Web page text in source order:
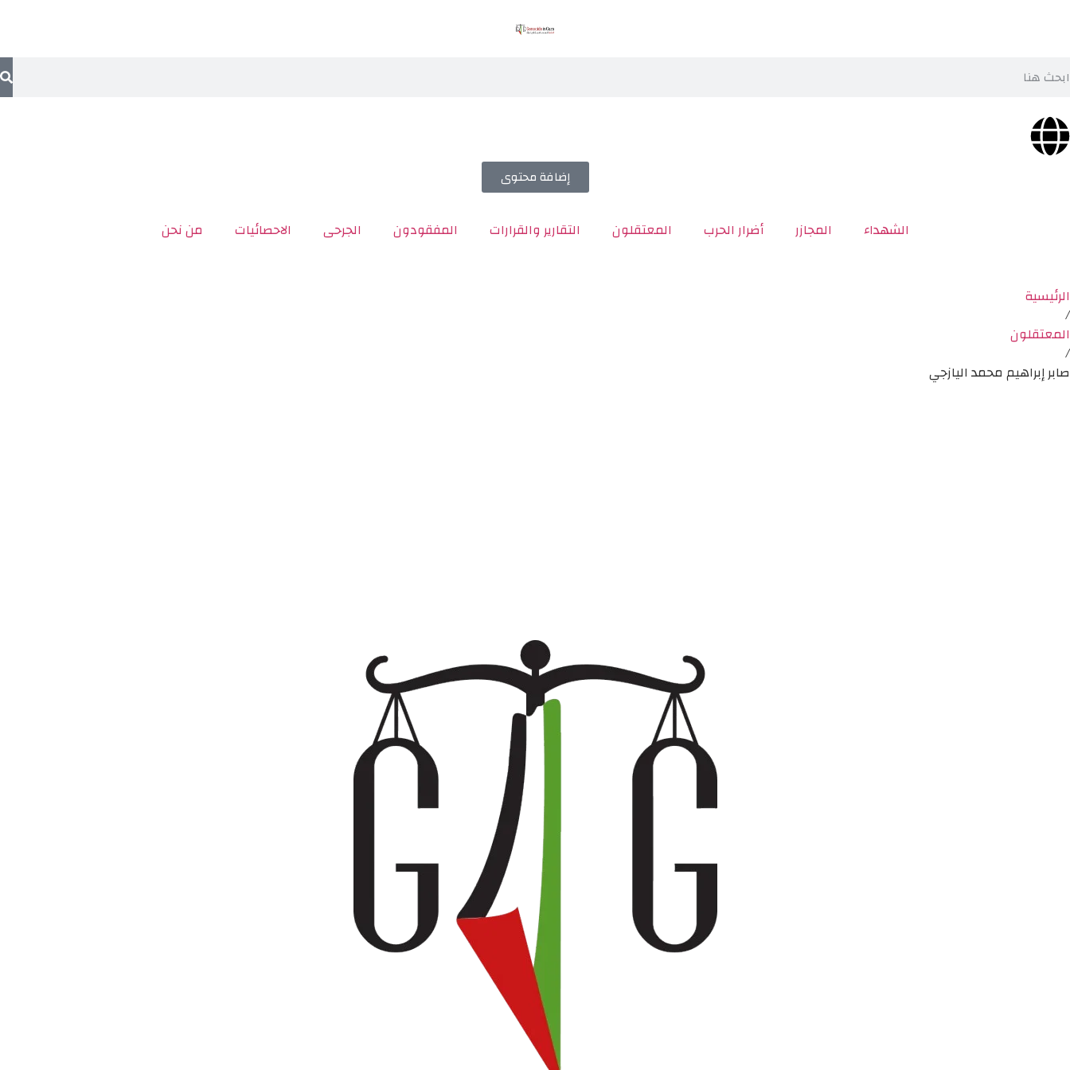
إضافة محتوى
الشهداء المجازر أضرار الحرب المعتقلون التقارير والقرارات المفقودون الجرحى الاحصائيات من نحن
الرئيسية
/
المعتقلون
/
صابر إبراهيم محمد اليازجي